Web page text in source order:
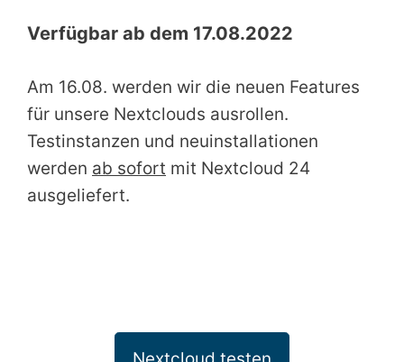
Verfügbar ab dem 17.08.2022
Am 16.08. werden wir die neuen Features
für unsere Nextclouds ausrollen.
Testinstanzen und neuinstallationen
werden ab sofort mit Nextcloud 24
ausgeliefert.